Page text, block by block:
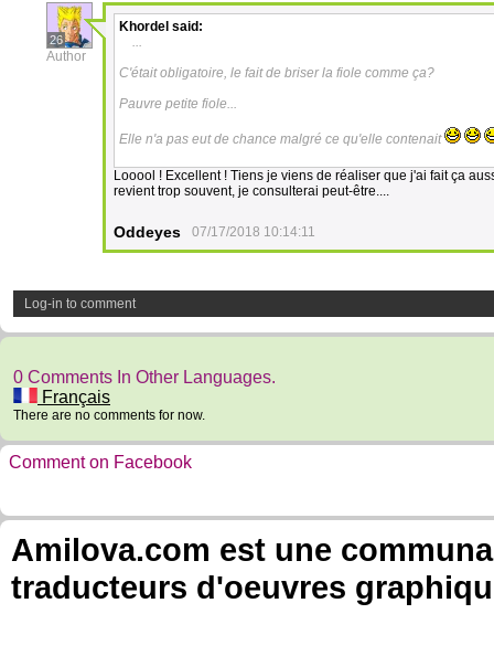
26
Author
Khordel said:
...
C'était obligatoire, le fait de briser la fiole comme ça?
Pauvre petite fiole...
Elle n'a pas eut de chance malgré ce qu'elle contenait
Looool ! Excellent ! Tiens je viens de réaliser que j'ai fait ça
revient trop souvent, je consulterai peut-être....
Oddeyes 07/17/2018 10:14:11
Log-in to comment
0 Comments In Other Languages.
Français
There are no comments for now.
Comment on Facebook
Amilova.com est une
traducteurs d'oeuvres